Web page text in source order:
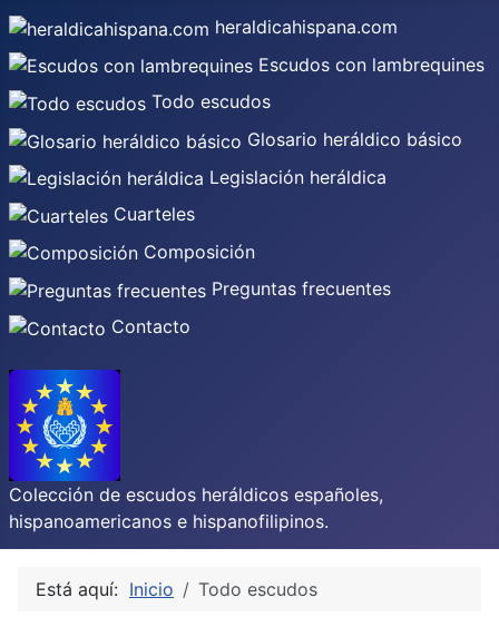
heraldicahispana.com
Escudos con lambrequines
Todo escudos
Glosario heráldico básico
Legislación heráldica
Cuarteles
Composición
Preguntas frecuentes
Contacto
Colección de escudos heráldicos españoles,
hispanoamericanos e hispanofilipinos.
Está aquí: Inicio Todo escudos